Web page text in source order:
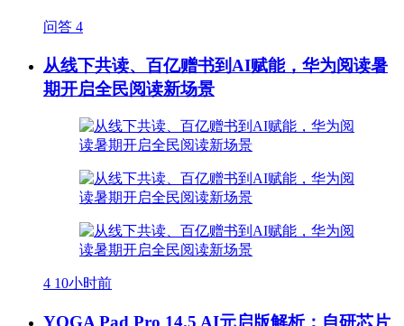
问答 4
从线下共读、百亿赠书到AI赋能，华为阅读暑
期开启全民阅读新场景
4 10小时前
YOGA Pad Pro 14.5 AI元启版解析：自研芯片